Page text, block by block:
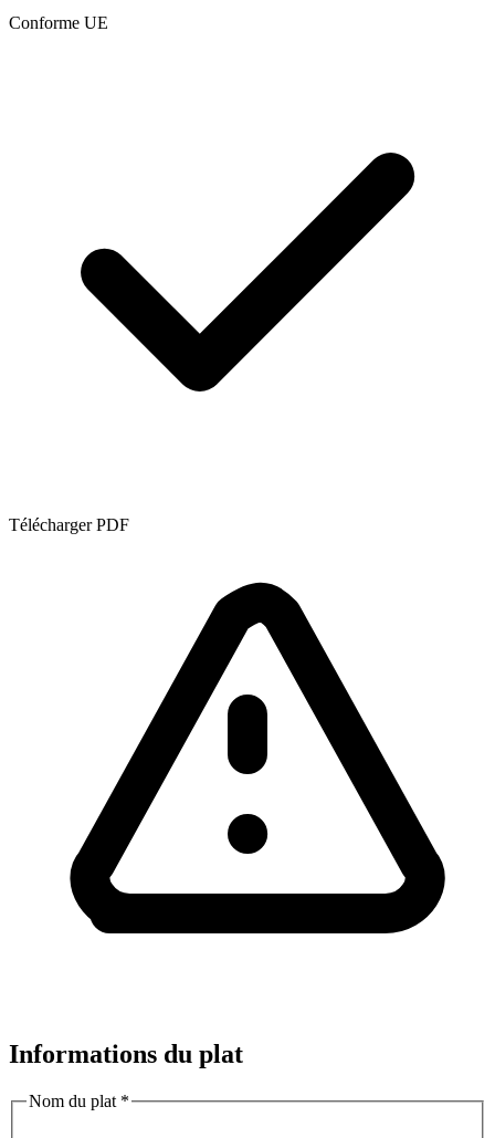
Conforme UE
Télécharger PDF
Informations du plat
Nom du plat *